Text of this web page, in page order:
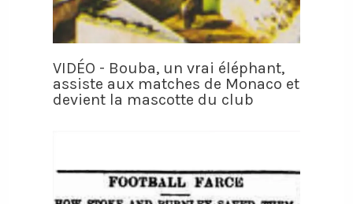
VIDÉO - Bouba, un vrai éléphant,
assiste aux matches de Monaco et
devient la mascotte du club